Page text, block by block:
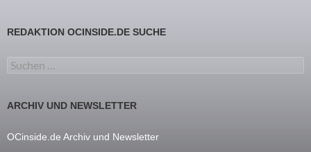
REDAKTION OCINSIDE.DE SUCHE
Suchen nach:
ARCHIV UND NEWSLETTER
OCinside.de Archiv und Newsletter